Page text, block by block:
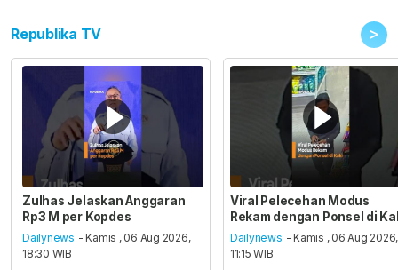
Republika TV >
Zulhas Jelaskan Anggaran
Rp3 M per Kopdes
Dailynews - Kamis , 06 Aug 2026,
18:30 WIB
Viral Pelecehan Modus
Rekam dengan Ponsel di
Dailynews - Kamis , 06 Aug 2026,
11:15 WIB